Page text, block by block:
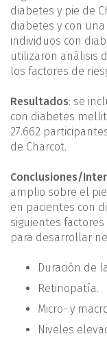
diabetes y pie de
diabetes y con
individuos con
utilizaron análisis
los factores de
Resultados: se
con diabetes
27.662
de Charcot.
Conclusiones/
amplio sobre el
en pacientes con
siguientes
para desarrollar
Duración de
Retinopatía.
Micro- y
Niveles